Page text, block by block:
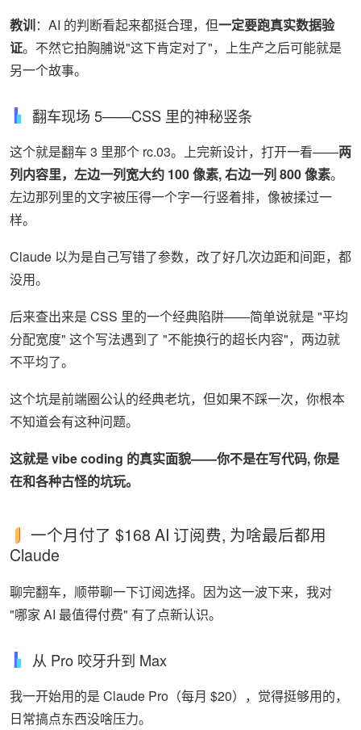
教训：AI 的判断看起来都挺合理，但一定要跑真实数据验
证。不然它拍胸脯说"这下肯定对了"，上生产之后可能就是
另一个故事。
翻车现场 5——CSS 里的神秘竖条
这个就是翻车 3 里那个 rc.03。上完新设计，打开一看——两
列内容里，左边一列宽大约 100 像素, 右边一列 800 像素。
左边那列里的文字被压得一个字一行竖着排，像被揉过一
样。
Claude 以为是自己写错了参数，改了好几次边距和间距，都
没用。
后来查出来是 CSS 里的一个经典陷阱——简单说就是 "平均
分配宽度" 这个写法遇到了 "不能换行的超长内容"，两边就
不平均了。
这个坑是前端圈公认的经典老坑，但如果不踩一次，你根本
不知道会有这种问题。
这就是 vibe coding 的真实面貌——你不是在写代码, 你是
在和各种古怪的坑玩。
一个月付了 $168 AI 订阅费, 为啥最后都用
Claude
聊完翻车，顺带聊一下订阅选择。因为这一波下来，我对
"哪家 AI 最值得付费" 有了点新认识。
从 Pro 咬牙升到 Max
我一开始用的是 Claude Pro（每月 $20），觉得挺够用的，
日常搞点东西没啥压力。